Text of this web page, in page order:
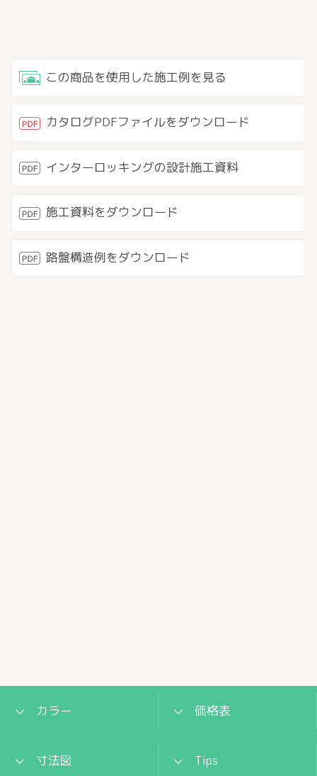
この商品を使用した施工例を見る
カタログPDFファイルをダウンロード
インターロッキングの設計施工資料
施工資料をダウンロード
路盤構造例をダウンロード
カラー 価格表
寸法図 Tips